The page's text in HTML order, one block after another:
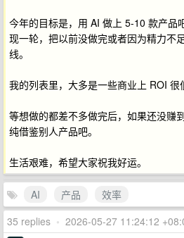
今年的目标是，用 AI 做上 5-10 款产品
现一轮，把以前没做完或者因为精力不
线。
我的列表里，大多是一些商业上 ROI 很
等想做的都差不多做完后，如果还没赚
纯借鉴别人产品吧。
生活艰难，希望大家祝我好运。
AI 产品
效率
35 replies • 2026-05-27 11:24:12